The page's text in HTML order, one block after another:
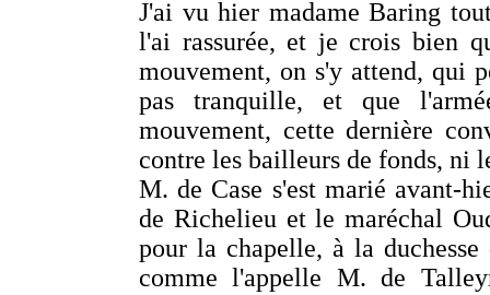
J'ai vu hier madame Baring
l'ai rassurée, et je crois bien
mouvement, on s'y attend, qui
pas tranquille, et que
mouvement, cette dernière
contre les bailleurs de fonds, ni
M. de Case s'est marié avant-
de Richelieu et le maréchal
pour la chapelle, à la
comme l'appelle M. de